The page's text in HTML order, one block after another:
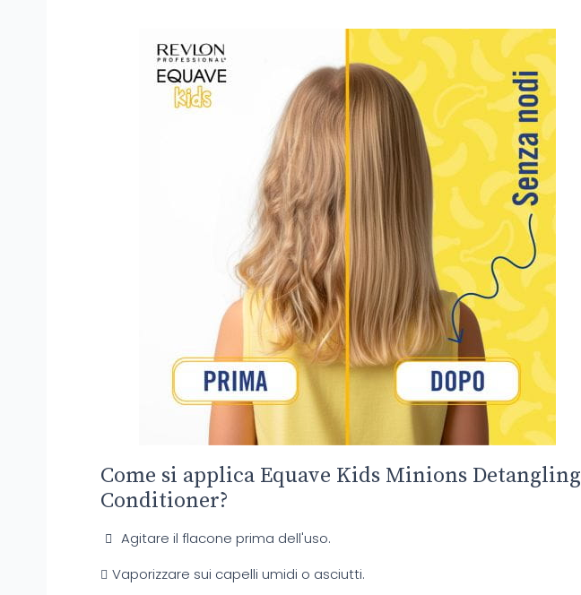
Come si applica Equave Kids Minions Detangling
Conditioner?
Agitare il flacone prima dell'uso.
Vaporizzare sui capelli umidi o asciutti.